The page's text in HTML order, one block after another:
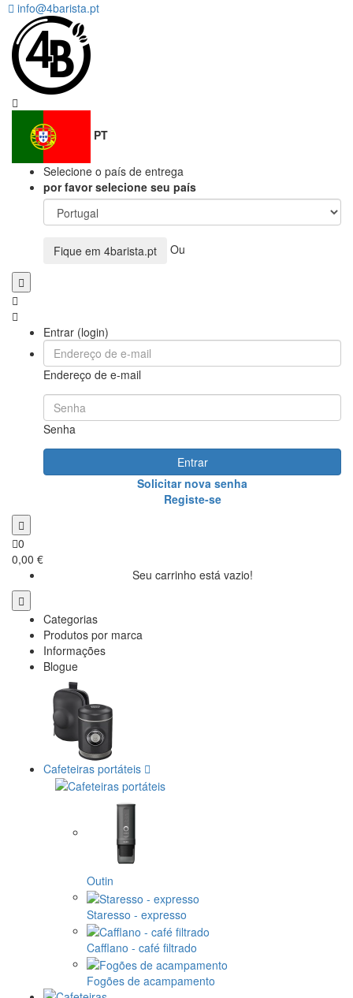
info@4barista.pt
PT
Selecione o país de entrega
por favor selecione seu país
Fique em 4barista.pt Ou
Entrar (login)
Endereço de e-mail
Senha
Entrar
Solicitar nova senha
Registe-se
0
0,00 €
Seu carrinho está vazio!
Categorias
Produtos por marca
Informações
Blogue
Cafeteiras portáteis
Outin
Staresso - expresso
Cafflano - café filtrado
Fogões de acampamento